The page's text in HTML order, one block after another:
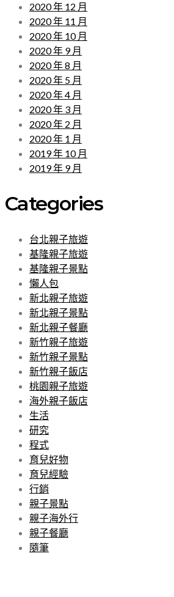
2020 年 12 月
2020 年 11 月
2020 年 10 月
2020 年 9 月
2020 年 8 月
2020 年 5 月
2020 年 4 月
2020 年 3 月
2020 年 2 月
2020 年 1 月
2019 年 10 月
2019 年 9 月
Categories
台北親子旅遊
基隆親子旅遊
基隆親子景點
懶人包
新北親子旅遊
新北親子景點
新北親子餐廳
新竹親子旅遊
新竹親子景點
新竹親子飯店
桃園親子旅遊
海外親子飯店
生活
研究
程式
育兒好物
育兒經驗
行銷
親子景點
親子海外行
親子餐廳
隨筆